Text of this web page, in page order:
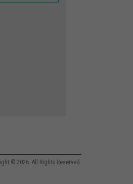
© 2026. All Rights Reserved.